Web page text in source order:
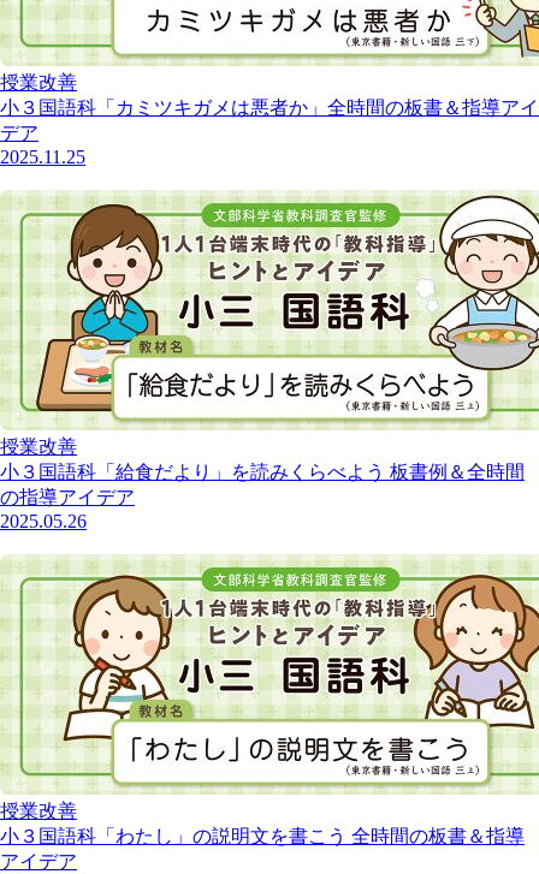
授業改善
小３国語科「カミツキガメは悪者か」全時間の板書＆指導アイ
デア
2025.11.25
授業改善
小３国語科「給食だより」を読みくらべよう 板書例＆全時間
の指導アイデア
2025.05.26
授業改善
小３国語科「わたし」の説明文を書こう 全時間の板書＆指導
アイデア